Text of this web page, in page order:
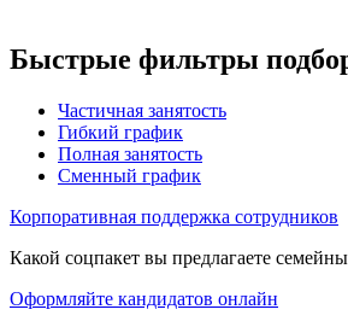
Быстрые фильтры
Частичная занятость
Гибкий график
Полная занятость
Сменный график
Корпоративная поддержка сотрудников
Какой соцпакет вы предлагаете
Оформляйте кандидатов онлайн